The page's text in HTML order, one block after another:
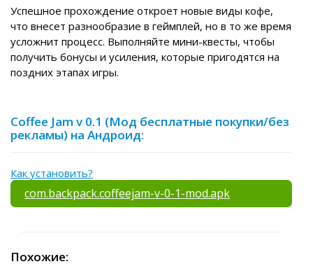
Успешное прохождение откроет новые виды кофе,
что внесет разнообразие в геймплей, но в то же время
усложнит процесс. Выполняйте мини-квесты, чтобы
получить бонусы и усиления, которые пригодятся на
поздних этапах игры.
Coffee Jam v 0.1 (Мод бесплатные покупки/без
рекламы) на Андроид:
Как установить?
com.backpack.coffeejam-v-0-1-mod.apk
Похожие: